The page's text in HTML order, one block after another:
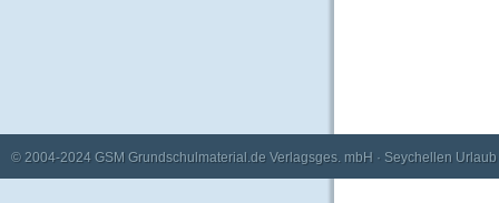
© 2004-2024 GSM Grundschulmaterial.de Verlagsges. mbH · Seychellen Urlaub